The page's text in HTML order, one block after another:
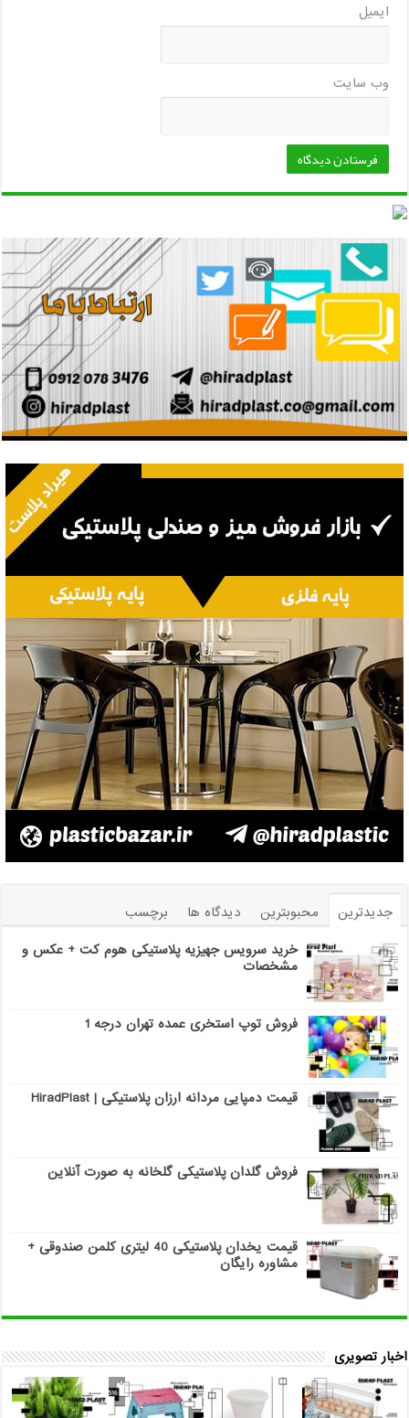
ایمیل
وب‌ سایت
جدیدترین محبوبترین دیدگاه ها
برچسب
خرید سرویس جهیزیه پلاستیکی هوم کت + عکس و
مشخصات
فروش توپ استخری عمده تهران درجه 1
قیمت دمپایی مردانه ارزان پلاستیکی | HiradPlast
فروش گلدان پلاستیکی گلخانه به صورت آنلاین
قیمت یخدان پلاستیکی 40 لیتری کلمن صندوقی +
مشاوره رایگان
اخبار تصویری